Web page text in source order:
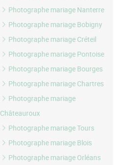
Photographe mariage Nanterre
Photographe mariage Bobigny
Photographe mariage Créteil
Photographe mariage Pontoise
Photographe mariage Bourges
Photographe mariage Chartres
Photographe mariage
Châteauroux
Photographe mariage Tours
Photographe mariage Blois
Photographe mariage Orléans